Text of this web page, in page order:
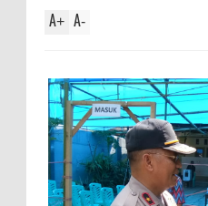
A+ A-